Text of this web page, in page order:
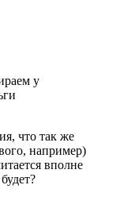
у
что так же
например)
вполне